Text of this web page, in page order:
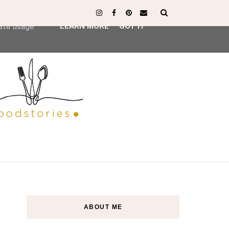
ABOUT ME
agent
usage
LEARN MORE GOT IT